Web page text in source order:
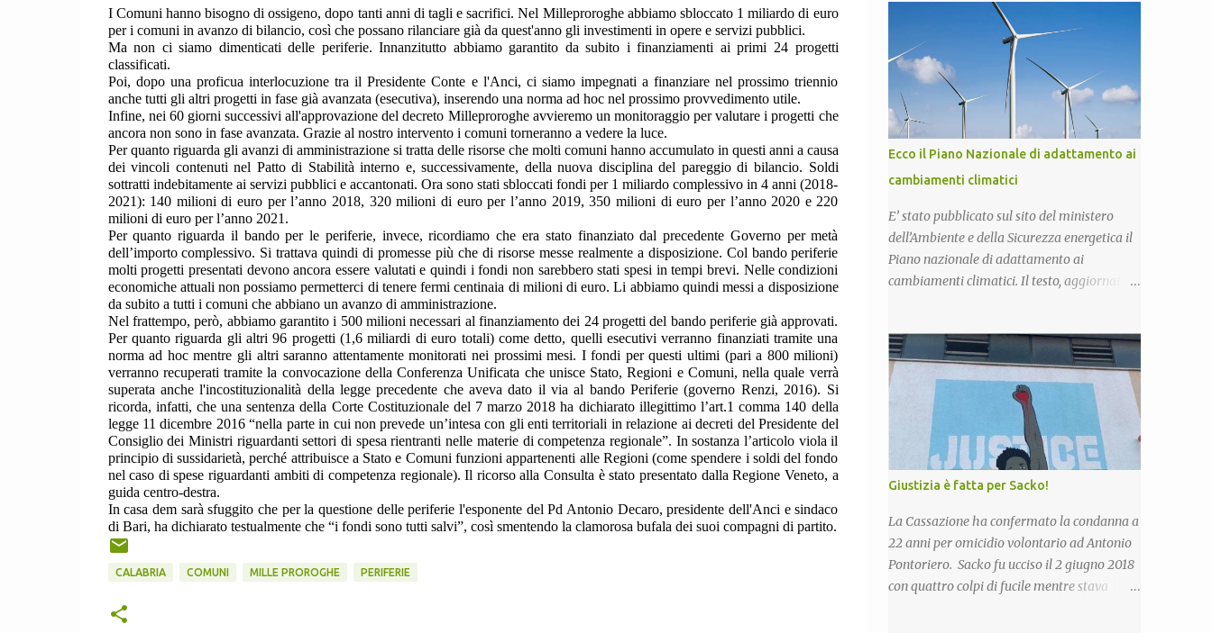
I Comuni hanno bisogno di ossigeno, dopo tanti anni di tagli e sacrifici. Nel Milleproroghe abbiamo sbloccato 1 miliardo di euro
per i comuni in avanzo di bilancio, così che possano rilanciare già da quest'anno gli investimenti in opere e servizi pubblici.
Ma non ci siamo dimenticati delle periferie. Innanzitutto abbiamo garantito da subito i finanziamenti ai primi 24 progetti
classificati.
Poi, dopo una proficua interlocuzione tra il Presidente Conte e l'Anci, ci siamo impegnati a finanziare nel prossimo triennio
anche tutti gli altri progetti in fase già avanzata (esecutiva), inserendo una norma ad hoc nel prossimo provvedimento utile.
Infine, nei 60 giorni successivi all'approvazione del decreto Milleproroghe avvieremo un monitoraggio per valutare i progetti che
ancora non sono in fase avanzata. Grazie al nostro intervento i comuni torneranno a vedere la luce.
Per quanto riguarda gli avanzi di amministrazione si tratta delle risorse che molti comuni hanno accumulato in questi anni a causa
dei vincoli contenuti nel Patto di Stabilità interno e, successivamente, della nuova disciplina del pareggio di bilancio. Soldi
sottratti indebitamente ai servizi pubblici e accantonati. Ora sono stati sbloccati fondi per 1 miliardo complessivo in 4 anni (2018-
2021): 140 milioni di euro per l’anno 2018, 320 milioni di euro per l’anno 2019, 350 milioni di euro per l’anno 2020 e 220
milioni di euro per l’anno 2021.
Per quanto riguarda il bando per le periferie, invece, ricordiamo che era stato finanziato dal precedente Governo per metà
dell’importo complessivo. Si trattava quindi di promesse più che di risorse messe realmente a disposizione. Col bando periferie
molti progetti presentati devono ancora essere valutati e quindi i fondi non sarebbero stati spesi in tempi brevi. Nelle condizioni
economiche attuali non possiamo permetterci di tenere fermi centinaia di milioni di euro. Li abbiamo quindi messi a disposizione
da subito a tutti i comuni che abbiano un avanzo di amministrazione.
Nel frattempo, però, abbiamo garantito i 500 milioni necessari al finanziamento dei 24 progetti del bando periferie già approvati.
Per quanto riguarda gli altri 96 progetti (1,6 miliardi di euro totali) come detto, quelli esecutivi verranno finanziati tramite una
norma ad hoc mentre gli altri saranno attentamente monitorati nei prossimi mesi. I fondi per questi ultimi (pari a 800 milioni)
verranno recuperati tramite la convocazione della Conferenza Unificata che unisce Stato, Regioni e Comuni, nella quale verrà
superata anche l'incostituzionalità della legge precedente che aveva dato il via al bando Periferie (governo Renzi, 2016). Si
ricorda, infatti, che una sentenza della Corte Costituzionale del 7 marzo 2018 ha dichiarato illegittimo l’art.1 comma 140 della
legge 11 dicembre 2016 “nella parte in cui non prevede un’intesa con gli enti territoriali in relazione ai decreti del Presidente del
Consiglio dei Ministri riguardanti settori di spesa rientranti nelle materie di competenza regionale”. In sostanza l’articolo viola il
principio di sussidarietà, perché attribuisce a Stato e Comuni funzioni appartenenti alle Regioni (come spendere i soldi del fondo
nel caso di spese riguardanti ambiti di competenza regionale). Il ricorso alla Consulta è stato presentato dalla Regione Veneto, a
guida centro-destra.
In casa dem sarà sfuggito che per la questione delle periferie l'esponente del Pd Antonio Decaro, presidente dell'Anci e sindaco
di Bari, ha dichiarato testualmente che “i fondi sono tutti salvi”, così smentendo la clamorosa bufala dei suoi compagni di partito.
CALABRIA COMUNI MILLE PROROGHE PERIFERIE
Ecco il Piano Nazionale di adattamento ai
cambiamenti climatici
E’ stato pubblicato sul sito del ministero
dell’Ambiente e della Sicurezza energetica il
Piano nazionale di adattamento ai
cambiamenti climatici. Il testo, aggiornato
prevista dalla procedura di Valutazione
Ambientale Strategica. Più in particolare,
l’obiettivo del Piano è fornire un quadro di
indirizzo nazionale per implementare azioni
volte a ridurre al minimo i rischi derivanti
dai cambiamenti climatici, migliorare la
capacità di adattamento dei sistemi naturali,
sociali ed economici, nonchè trarre
vantaggio dalle eventuali opportunità che si
potranno presentare con le nuove condizioni
climatiche. La proposta di Piano è stata già
illustrata alle Regioni nel corso di due
Giustizia è fatta per Sacko!
La Cassazione ha confermato la condanna a
22 anni per omicidio volontario ad Antonio
Pontoriero. Sacko fu ucciso il 2 giugno 2018
con quattro colpi di fucile mentre stava